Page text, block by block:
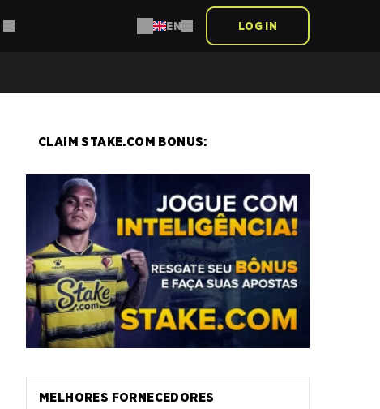
EN LOG IN
CLAIM STAKE.COM BONUS:
MELHORES FORNECEDORES